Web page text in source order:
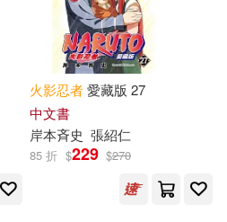
大崎知仁(1)
宮田由佳(1)
武上純希(1)
火影忍者愛藏版 27
中文書
岸本斉史 張紹仁
85 折 $229 $270